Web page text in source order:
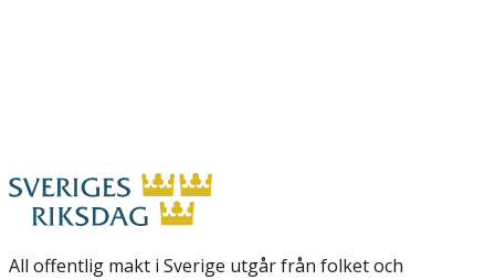
All offentlig makt i Sverige utgår från folket och